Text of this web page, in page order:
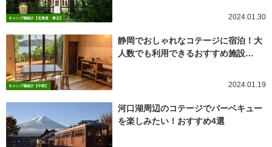
キャンプ場紹介【北海道・東北】 2024.01.30
キャンプ場紹介【中部】
静岡でおしゃれなコテージに宿泊！大
人数でも利用できるおすすめ施設…
2024.01.19
河口湖周辺のコテージでバーベキュー
を楽しみたい！おすすめ4選